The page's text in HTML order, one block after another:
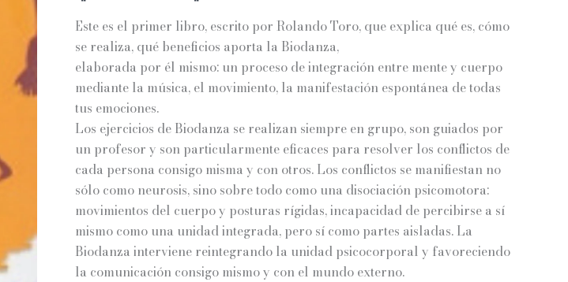
precios:
desde
hasta
$16.000
Este es el primer libro, escrito por Rolando Toro, que explica qué es, cómo
se realiza, qué beneficios aporta la Biodanza,
elaborada por él mismo: un proceso de integración entre mente y cuerpo
mediante la música, el movimiento, la manifestación espontánea de todas
tus emociones.
Los ejercicios de Biodanza se realizan siempre en grupo, son guiados por
un profesor y son particularmente eficaces para resolver los conflictos de
cada persona consigo misma y con otros. Los conflictos se manifiestan no
sólo como neurosis, sino sobre todo como una disociación psicomotora:
movimientos del cuerpo y posturas rígidas, incapacidad de percibirse a sí
mismo como una unidad integrada, pero sí como partes aisladas. La
Biodanza interviene reintegrando la unidad psicocorporal y favoreciendo
la comunicación consigo mismo y con el mundo externo.